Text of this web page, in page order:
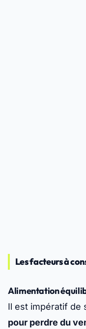
Les facteurs à
Alimentation
Il est impératif de
pour perdre du